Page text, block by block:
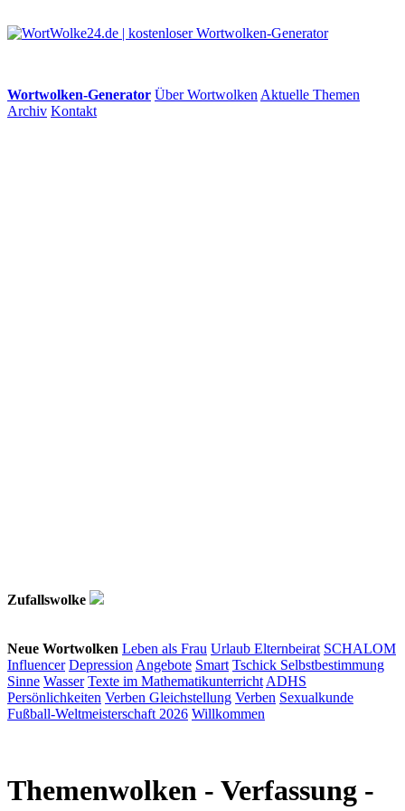
Wortwolken-Generator Über Wortwolken Aktuelle Themen
Archiv Kontakt
Zufallswolke
Neue Wortwolken Leben als Frau Urlaub Elternbeirat SCHALOM
Influencer Depression Angebote Smart Tschick Selbstbestimmung
Sinne Wasser Texte im Mathematikunterricht ADHS
Persönlichkeiten Verben Gleichstellung Verben Sexualkunde
Fußball-Weltmeisterschaft 2026 Willkommen
Themenwolken - Verfassung -